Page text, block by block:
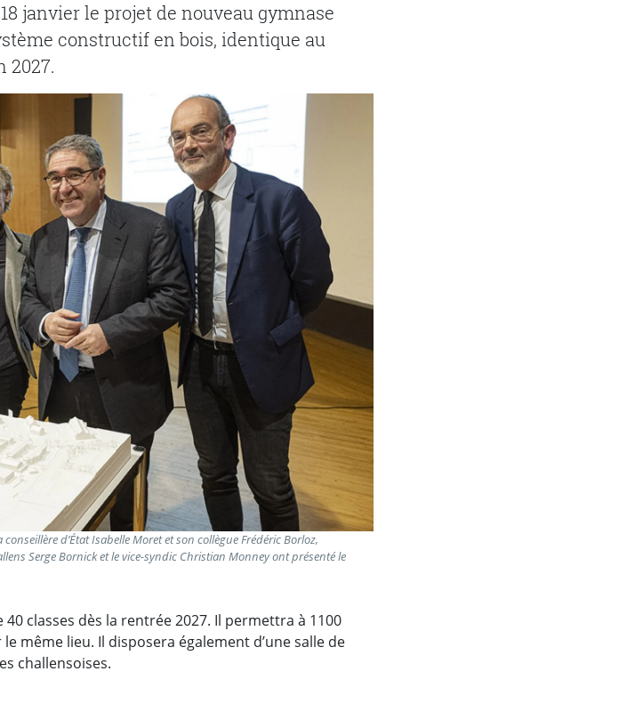
janvier le projet de nouveau gymnase
constructif en bois, identique au
2027.
d’État Isabelle Moret et son collègue Frédéric Borloz,
Serge Bornick et le vice-syndic Christian Monney ont présenté le
classes dès la rentrée 2027. Il permettra à 1100
même lieu. Il disposera également d’une salle de
challensoises.